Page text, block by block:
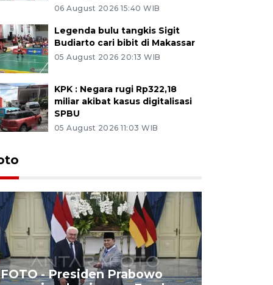
06 August 2026 15:40 WIB
Legenda bulu tangkis Sigit
Budiarto cari bibit di Makassar
05 August 2026 20:13 WIB
KPK : Negara rugi Rp322,18
miliar akibat kasus digitalisasi
SPBU
05 August 2026 11:03 WIB
FOTO - Presiden Prabowo